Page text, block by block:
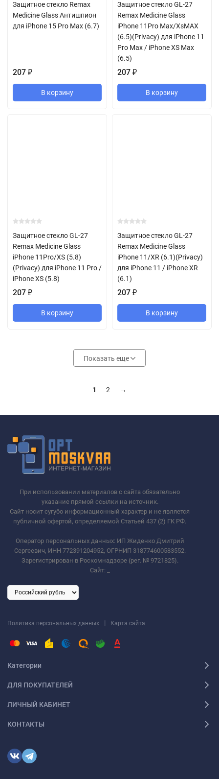
Защитное стекло Remax
Medicine Glass Антишпион
для iPhone 15 Pro Max (6.7)
207 ₽
В корзину
Защитное стекло GL-27
Remax Medicine Glass
iPhone 11Pro Max/XsMAX
(6.5)(Privacy) для iPhone 11
Pro Max / iPhone XS Max
(6.5)
207 ₽
В корзину
Защитное стекло GL-27
Remax Medicine Glass
iPhone 11Pro/XS (5.8)
(Privacy) для iPhone 11 Pro /
iPhone XS (5.8)
207 ₽
В корзину
Защитное стекло GL-27
Remax Medicine Glass
iPhone 11/XR (6.1)(Privacy)
для iPhone 11 / iPhone XR
(6.1)
207 ₽
В корзину
Показать еще
1 2 →
При использовании материалов с сайта обязательно
указание прямой ссылки на источник.
Сайт носит сугубо информационный характер и не является
публичной офертой, определяемой Статьей 437 (2) ГК РФ.
Оператор персональных данных: ИП Жиденко Дмитрий
Сергеевич, ИНН 772391204952, ОГРНИП 318774600583552.
Зарегистрирован в Роскомнадзоре (рег. № 9721825).
Сайт:
Политика персональных данных | Карта сайта
Категории
ДЛЯ ПОКУПАТЕЛЕЙ
ЛИЧНЫЙ КАБИНЕТ
КОНТАКТЫ